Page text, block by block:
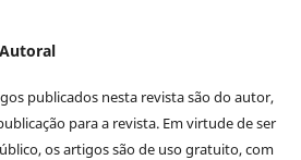
publicados nesta revista são do autor,
para a revista. Em virtude de ser
os artigos são de uso gratuito, com